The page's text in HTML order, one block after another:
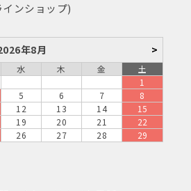
ンショップ)
年8月 >
水 木 金
土
1
5 6 7
8
12 13 14
15
19 20 21
22
26 27 28
29